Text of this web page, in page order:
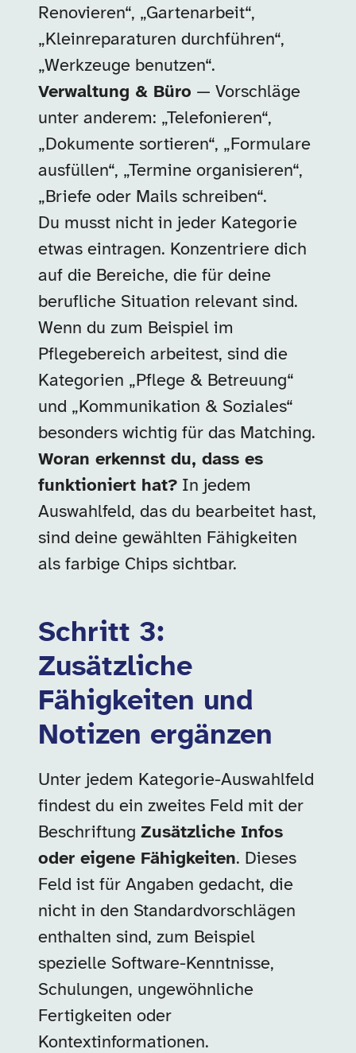
Renovieren“, „Gartenarbeit“,
„Kleinreparaturen durchführen“,
„Werkzeuge benutzen“.
Verwaltung & Büro — Vorschläge
unter anderem: „Telefonieren“,
„Dokumente sortieren“, „Formulare
ausfüllen“, „Termine organisieren“,
„Briefe oder Mails schreiben“.
Du musst nicht in jeder Kategorie
etwas eintragen. Konzentriere dich
auf die Bereiche, die für deine
berufliche Situation relevant sind.
Wenn du zum Beispiel im
Pflegebereich arbeitest, sind die
Kategorien „Pflege & Betreuung“
und „Kommunikation & Soziales“
besonders wichtig für das Matching.
Woran erkennst du, dass es
funktioniert hat? In jedem
Auswahlfeld, das du bearbeitet hast,
sind deine gewählten Fähigkeiten
als farbige Chips sichtbar.
Schritt 3:
Zusätzliche
Fähigkeiten und
Notizen ergänzen
Unter jedem Kategorie-Auswahlfeld
findest du ein zweites Feld mit der
Beschriftung Zusätzliche Infos
oder eigene Fähigkeiten. Dieses
Feld ist für Angaben gedacht, die
nicht in den Standardvorschlägen
enthalten sind, zum Beispiel
spezielle Software-Kenntnisse,
Schulungen, ungewöhnliche
Fertigkeiten oder
Kontextinformationen.